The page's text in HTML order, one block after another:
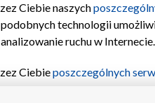
Ciebie naszych
technologii
ruchu w Internecie.
Ciebieposzczególnych